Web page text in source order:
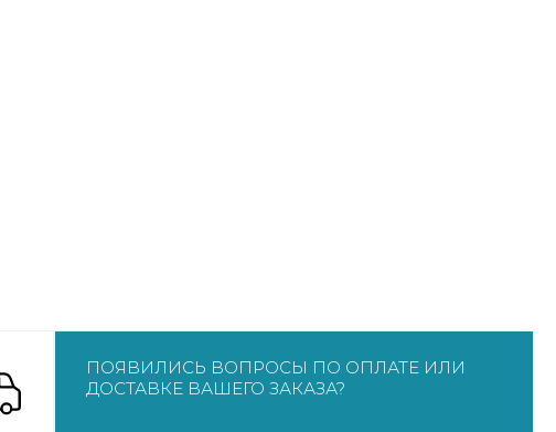
ПОЯВИЛИСЬ ВОПРОСЫ ПО ОПЛАТЕ ИЛИ
ДОСТАВКЕ ВАШЕГО ЗАКАЗА?